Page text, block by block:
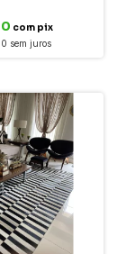
com pix
sem juros